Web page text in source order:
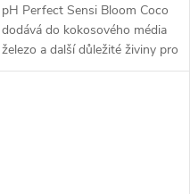
pH Perfect Sensi Bloom Coco
dodává do kokosového média
železo a další důležité živiny pro
bezproblémový růst rostlin.